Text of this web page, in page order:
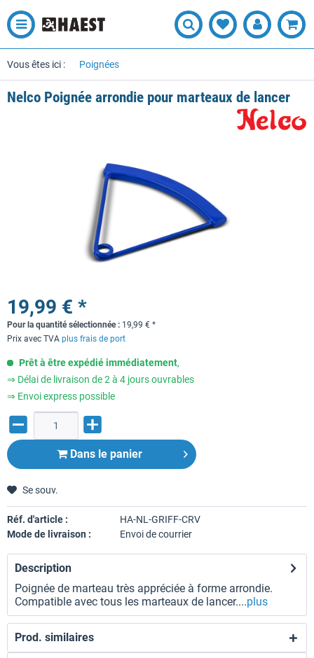
Vous êtes ici : Poignées
Nelco Poignée arrondie pour marteaux de lancer
19,99 € *
Pour la quantité sélectionnée : 19,99 € *
Prix avec TVA plus frais de port
Prêt à être expédié immédiatement,
⇒ Délai de livraison de 2 à 4 jours ouvrables
⇒ Envoi express possible
Dans le panier
Se souv.
Réf. d'article :
HA-NL-GRIFF-CRV
Mode de livraison :
Envoi de courrier
Description
Poignée de marteau très appréciée à forme arrondie.
Compatible avec tous les marteaux de lancer....plus
Prod. similaires